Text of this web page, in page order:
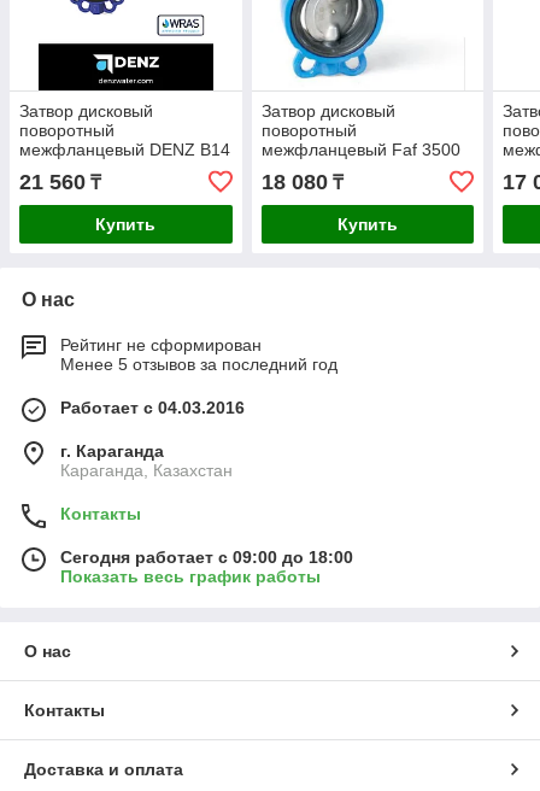
Затвор дисковый
поворотный
межфланцевый DENZ B14
21 560 ₸
Купить
Затвор дисковый
поворотный
межфланцевый Faf 3500
18 080₸
Купить
17
О нас
Рейтинг не сформирован
Менее 5 отзывов за последний год
Работает с 04.03.2016
г. Караганда
Караганда, Казахстан
Контакты
Сегодня работает с 09:00 до 18:00
Показать весь график работы
О нас
Контакты
Доставка и оплата